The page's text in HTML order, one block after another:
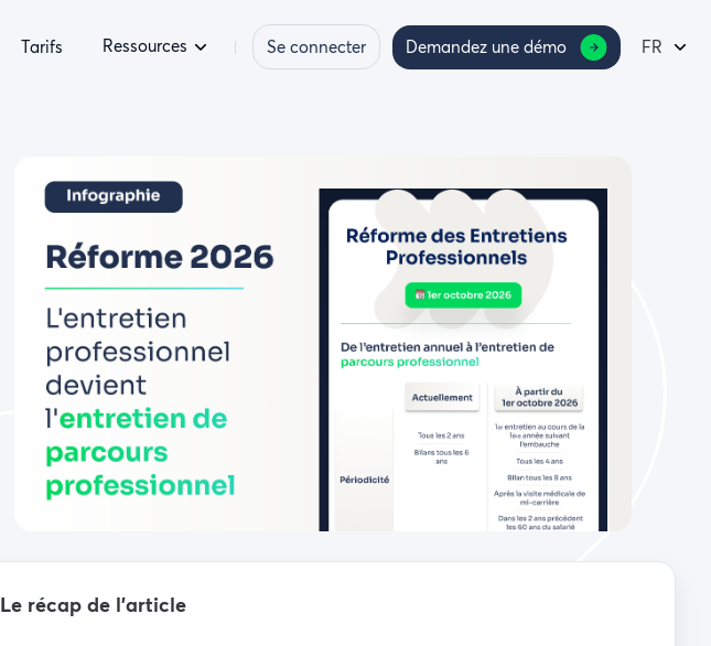
Tarifs Ressources Se connecter Demandez une démo FR
Le récap de l’article